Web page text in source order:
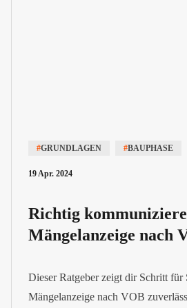
#GRUNDLAGEN #BAUPHASE
19 Apr. 2024
Richtig
Mängelanzeige nach
Dieser Ratgeber zeigt dir Schritt
Mängelanzeige nach VOB